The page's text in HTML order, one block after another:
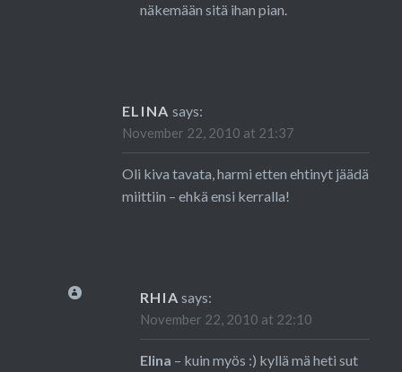
näkemään sitä ihan pian.
ELINA says:
November 22, 2010 at 21:37
Oli kiva tavata, harmi etten ehtinyt jäädä
miittiin – ehkä ensi kerralla!
RHIA says:
November 22, 2010 at 22:10
Elina – kuin myös :) kyllä mä heti sut